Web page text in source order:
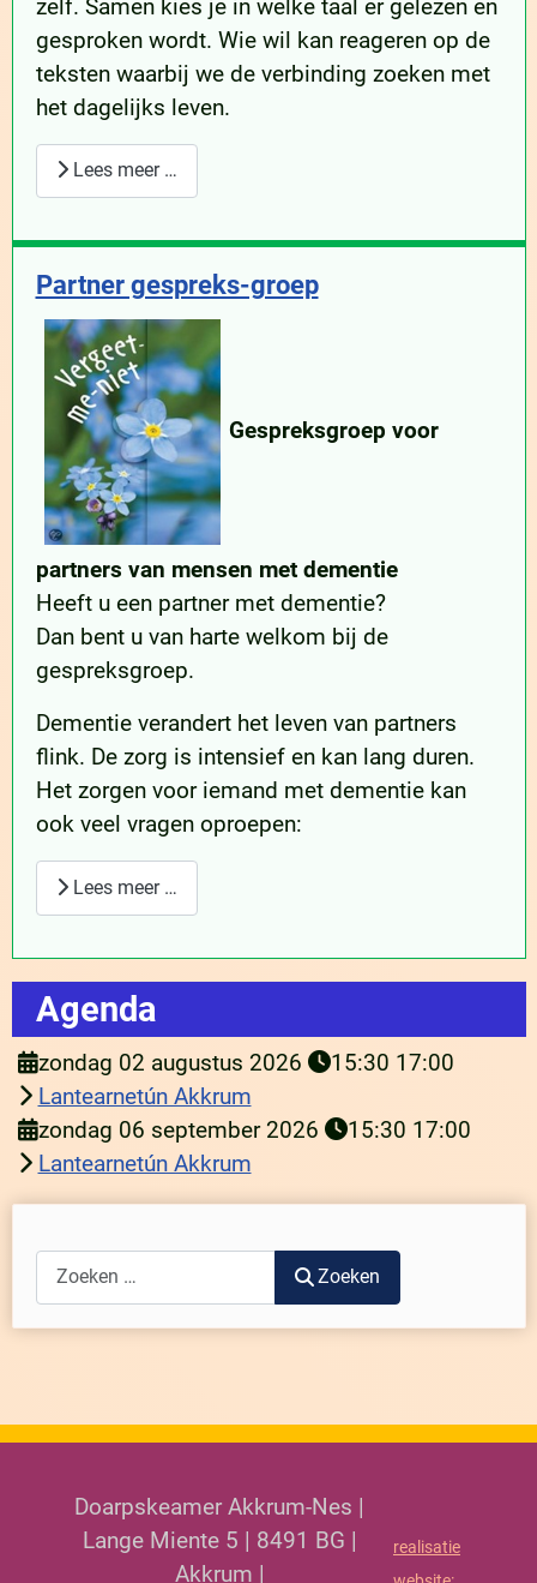
zelf. Samen kies je in welke taal er gelezen en
gesproken wordt. Wie wil kan reageren op de
teksten waarbij we de verbinding zoeken met
het dagelijks leven.
Lees meer …
Partner gespreks-groep
Gespreksgroep voor
partners van mensen met dementie
Heeft u een partner met dementie?
Dan bent u van harte welkom bij de
gespreksgroep.
Dementie verandert het leven van partners
flink. De zorg is intensief en kan lang duren.
Het zorgen voor iemand met dementie kan
ook veel vragen oproepen:
Lees meer …
Agenda
zondag 02 augustus 2026 15:30 17:00
Lantearnetún Akkrum
zondag 06 september 2026
15:30 17:00
Lantearnetún Akkrum
Zoeken Zoeken
Doarpskeamer Akkrum-Nes |
Lange Miente 5 | 8491 BG |
Akkrum |
realisatie